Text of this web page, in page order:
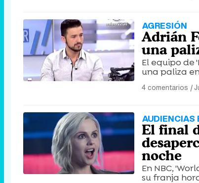
AGRESIÓN
Adrián
una
El equipo de
una paliza
4 comentarios |
AUDIENCIAS
El final
noche
En NBC,
su franja